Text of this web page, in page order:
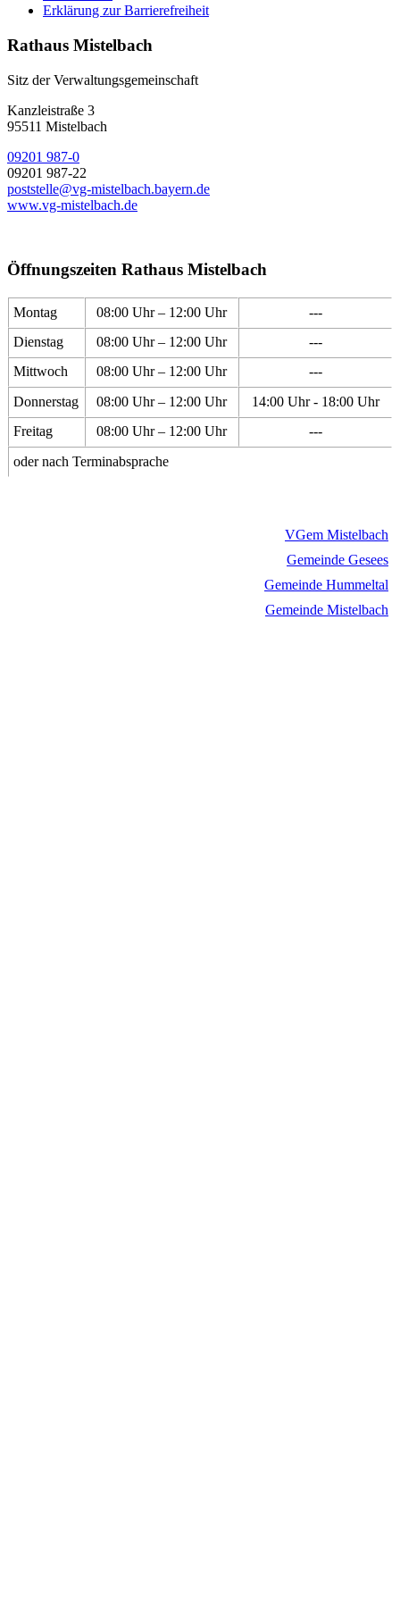
Erklärung zur Barrierefreiheit
Rathaus Mistelbach
Sitz der Verwaltungsgemeinschaft
Kanzleistraße 3
95511 Mistelbach
09201 987-0
09201 987-22
poststelle@vg-mistelbach.bayern.de
www.vg-mistelbach.de
Öffnungszeiten Rathaus Mistelbach
Montag 08:00 Uhr – 12:00 Uhr
---
Dienstag
08:00 Uhr – 12:00 Uhr
---
Mittwoch
08:00 Uhr – 12:00 Uhr
---
Donnerstag
08:00 Uhr – 12:00 Uhr
14:00 Uhr - 18:00 Uhr
Freitag
08:00 Uhr – 12:00 Uhr
---
oder nach Terminabsprache
VGem Mistelbach
Gemeinde Gesees
Gemeinde Hummeltal
Gemeinde Mistelbach